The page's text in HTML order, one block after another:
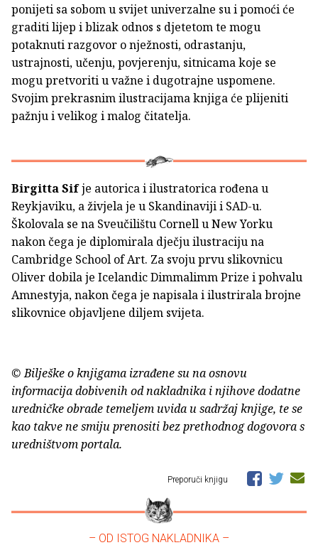
ponijeti sa sobom u svijet univerzalne su i pomoći će
graditi lijep i blizak odnos s djetetom te mogu
potaknuti razgovor o nježnosti, odrastanju,
ustrajnosti, učenju, povjerenju, sitnicama koje se
mogu pretvoriti u važne i dugotrajne uspomene.
Svojim prekrasnim ilustracijama knjiga će plijeniti
pažnju i velikog i malog čitatelja.
Birgitta Sifje autorica i ilustratorica rođena u
Reykjaviku, a živjela je u Skandinaviji i SAD-u.
Školovala se na Sveučilištu Cornell u New Yorku
nakon čega je diplomirala dječju ilustraciju na
Cambridge School of Art. Za svoju prvu slikovnicu
Oliver dobila je Icelandic Dimmalimm Prize i pohvalu
Amnestyja, nakon čega je napisala i ilustrirala brojne
slikovnice objavljene diljem svijeta.
© Bilješke o knjigama izrađene su na osnovu
informacija dobivenih od nakladnika i njihove dodatne
uredničke obrade temeljem uvida u sadržaj knjige, te se
kao takve ne smiju prenositi bez prethodnog dogovora s
uredništvom portala.
Preporuči knjigu
– OD ISTOG NAKLADNIKA –